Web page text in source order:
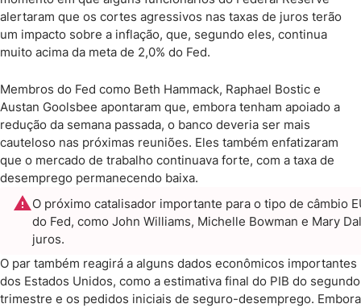
alertaram que os cortes agressivos nas taxas de juros terão
um impacto sobre a inflação, que, segundo eles, continua
muito acima da meta de 2,0% do Fed.
Membros do Fed como Beth Hammack, Raphael Bostic e
Austan Goolsbee apontaram que, embora tenham apoiado a
redução da semana passada, o banco deveria ser mais
cauteloso nas próximas reuniões. Eles também enfatizaram
que o mercado de trabalho continuava forte, com a taxa de
desemprego permanecendo baixa.
O próximo catalisador importante para o tipo de câmbio
do Fed, como John Williams, Michelle Bowman e Mary
juros.
O par também reagirá a alguns dados econômicos importantes
dos Estados Unidos, como a estimativa final do PIB do segundo
trimestre e os pedidos iniciais de seguro-desemprego. Embora